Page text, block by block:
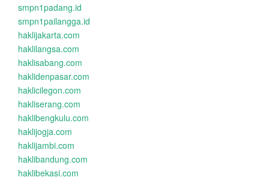
smpn1padang.id
smpn1pailangga.id
haklijakarta.com
haklilangsa.com
haklisabang.com
haklidenpasar.com
haklicilegon.com
hakliserang.com
haklibengkulu.com
haklijogja.com
haklijambi.com
haklibandung.com
haklibekasi.com